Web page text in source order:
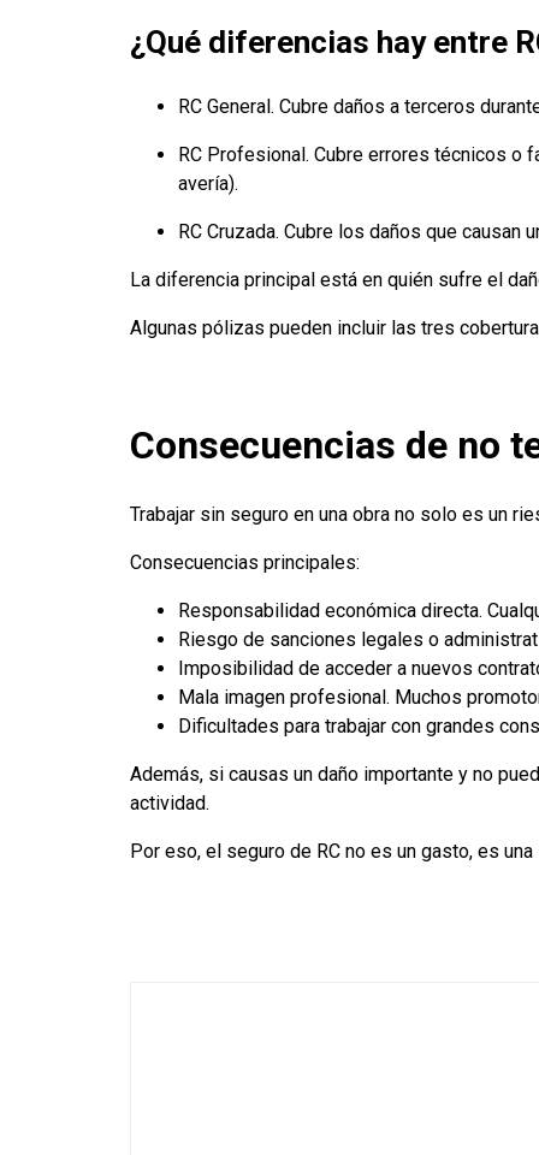
¿Qué diferencias hay entre
RC General. Cubre daños a terceros
RC Profesional. Cubre errores técnicos o
avería).
RC Cruzada. Cubre los daños que
La diferencia principal está en quién sufre el
Algunas pólizas pueden incluir las tres
Consecuencias de no
Trabajar sin seguro en una obra no solo es un
Consecuencias principales:
Responsabilidad económica directa.
Riesgo de sanciones legales o
Imposibilidad de acceder a nuevos
Mala imagen profesional. Muchos
Dificultades para trabajar con grandes
Además, si causas un daño importante y no
actividad.
Por eso, el seguro de RC no es un gasto, es